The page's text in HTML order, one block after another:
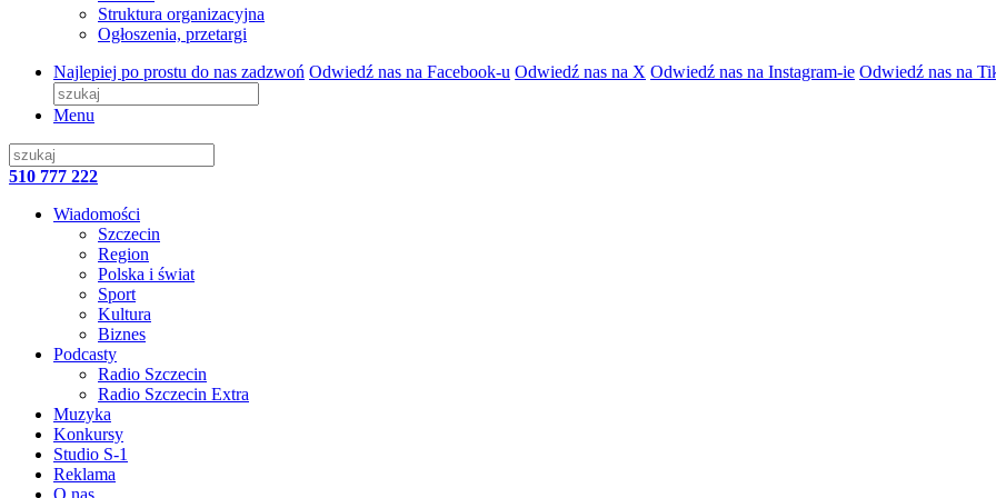
Struktura organizacyjna
Ogłoszenia, przetargi
Najlepiej po prostu do nas zadzwoń Odwiedź nas na Facebook-u Odwiedź nas na X Odwiedź nas na Instagram-ie Odwiedź nas na
Menu
510 777 222
Wiadomości
Szczecin
Region
Polska i świat
Sport
Kultura
Biznes
Podcasty
Radio Szczecin
Radio Szczecin Extra
Muzyka
Konkursy
Studio S-1
Reklama